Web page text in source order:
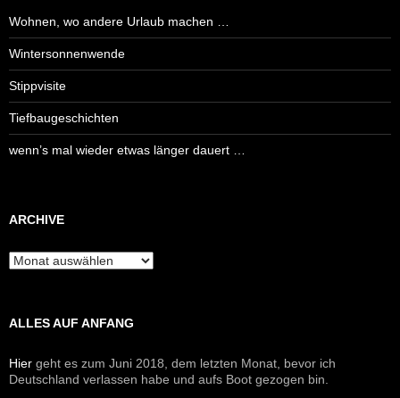
Wohnen, wo andere Urlaub machen …
Wintersonnenwende
Stippvisite
Tiefbaugeschichten
wenn’s mal wieder etwas länger dauert …
ARCHIVE
Archive
ALLES AUF ANFANG
Hier geht es zum Juni 2018, dem letzten Monat, bevor ich
Deutschland verlassen habe und aufs Boot gezogen bin.